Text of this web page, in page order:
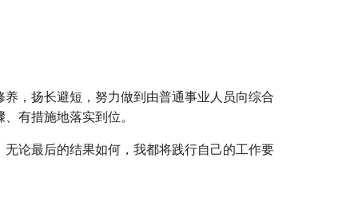
，扬长避短，努力做到由普通事业人员向综合
有措施地落实到位。
论最后的结果如何，我都将践行自己的工作要